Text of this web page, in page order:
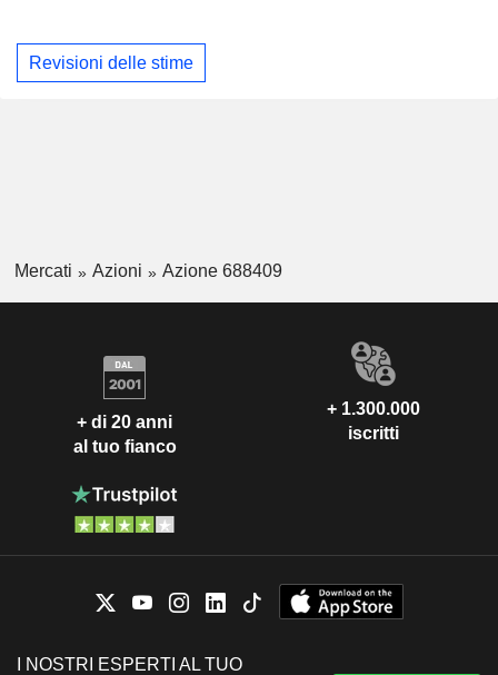
Revisioni delle stime
Mercati Azioni Azione 688409
+ di 20 anni
al tuo fianco
+ 1.300.000
iscritti
I NOSTRI ESPERTI AL TUO